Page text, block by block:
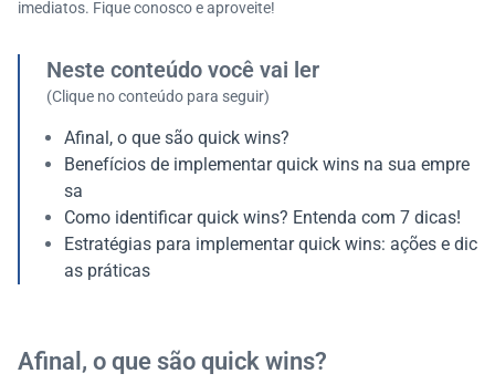
imediatos. Fique conosco e aproveite!
Neste conteúdo você vai ler
(Clique no conteúdo para seguir)
Afinal, o que são quick wins?
Benefícios de implementar quick wins na sua empre
sa
Como identificar quick wins? Entenda com 7 dicas!
Estratégias para implementar quick wins: ações e dic
as práticas
Afinal, o que são quick wins?